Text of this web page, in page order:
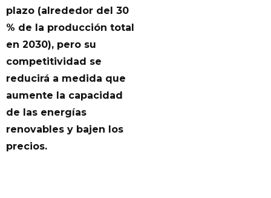
plazo (alrededor del 30
% de la producción total
en 2030), pero su
competitividad se
reducirá a medida que
aumente la capacidad
de las energías
renovables y bajen los
precios.